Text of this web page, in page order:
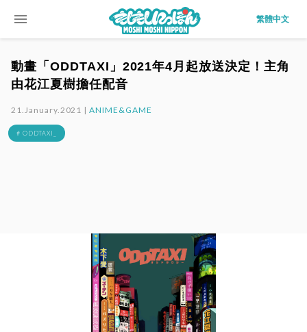
menu 繁體中文
動畫「ODDTAXI」2021年4月起放送決定！主角
由花江夏樹擔任配音
21.January.2021 |ANIME&GAME
# ODDTAXI_